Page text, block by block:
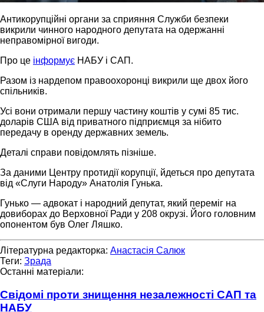
Антикорупційні органи за сприяння Служби безпеки
викрили чинного народного депутата на одержанні
неправомірної вигоди.
Про це інформує НАБУ і САП.
Разом із нардепом правоохоронці викрили ще двох його
спільників.
Усі вони отримали першу частину коштів у сумі 85 тис.
доларів США від приватного підприємця за нібито
передачу в оренду державних земель.
Деталі справи повідомлять пізніше.
За даними Центру протидії корупції, йдеться про депутата
від «Слуги Народу» Анатолія Гунька.
Гунько — адвокат і народний депутат, який переміг на
довиборах до Верховної Ради у 208 окрузі. Його головним
опонентом був Олег Ляшко.
Літературна редакторка: Анастасія Салюк
Теги: Зрада
Останні матеріали:
Свідомі проти знищення незалежності САП та
НАБУ